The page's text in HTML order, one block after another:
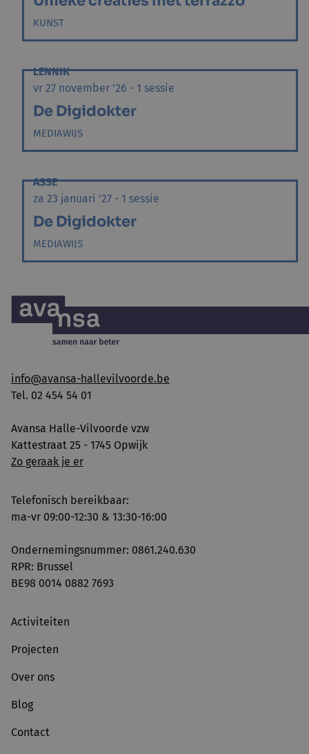
KUNST
LENNIK
vr 27 november '26 - 1 sessie
De Digidokter
MEDIAWIJS
ASSE
za 23 januari '27 - 1 sessie
De Digidokter
MEDIAWIJS
info@avansa-hallevilvoorde.be
Tel. 02 454 54 01
Avansa Halle-Vilvoorde vzw
Kattestraat 25 - 1745 Opwijk
Zo geraak je er
Telefonisch bereikbaar:
ma-vr 09:00-12:30 & 13:30-16:00
Ondernemingsnummer: 0861.240.630
RPR: Brussel
BE98 0014 0882 7693
Activiteiten
Projecten
Over ons
Blog
Contact